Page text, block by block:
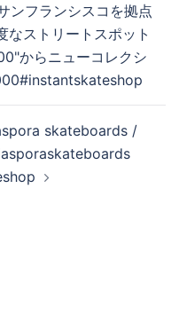
フランシスコを拠点
なストリートスポット
からニューコレクシ
skateboards /